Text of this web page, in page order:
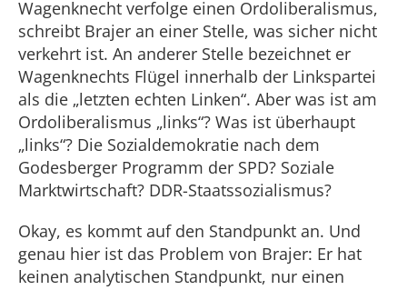
Wagenknecht verfolge einen Ordoliberalismus,
schreibt Brajer an einer Stelle, was sicher nicht
verkehrt ist. An anderer Stelle bezeichnet er
Wagenknechts Flügel innerhalb der Linkspartei
als die „letzten echten Linken“. Aber was ist am
Ordoliberalismus „links“? Was ist überhaupt
„links“? Die Sozialdemokratie nach dem
Godesberger Programm der SPD? Soziale
Marktwirtschaft? DDR-Staatssozialismus?
Okay, es kommt auf den Standpunkt an. Und
genau hier ist das Problem von Brajer: Er hat
keinen analytischen Standpunkt, nur einen